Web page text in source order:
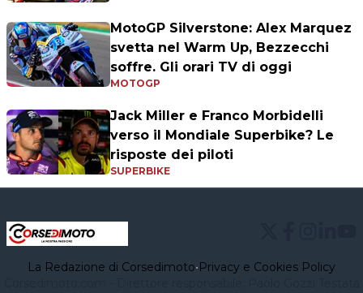
MotoGP Silverstone: Alex Marquez
svetta nel Warm Up, Bezzecchi
soffre. Gli orari TV di oggi
MOTOGP
Jack Miller e Franco Morbidelli
verso il Mondiale Superbike? Le
risposte dei piloti
SUPERBIKE
La Redazione di Corsedimoto•Privacy e Cookies Policy